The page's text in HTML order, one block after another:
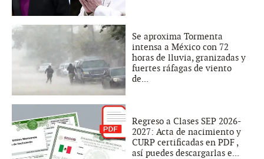
Se aproxima Tormenta
intensa a México con 72
horas de lluvia, granizadas y
fuertes ráfagas de viento
de...
Regreso a Clases SEP 2026-
2027: Acta de nacimiento y
CURP certificadas en PDF ,
así puedes descargarlas e...